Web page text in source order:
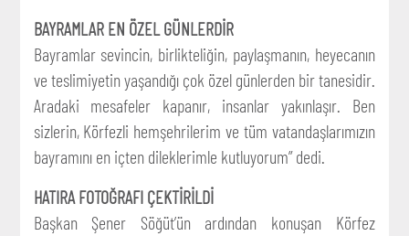
BAYRAMLAR EN ÖZEL GÜNLERDİR
Bayramlar sevincin, birlikteliğin, paylaşmanın, heyecanın
ve teslimiyetin yaşandığı çok özel günlerden bir tanesidir.
Aradaki mesafeler kapanır, insanlar yakınlaşır. Ben
sizlerin, Körfezli hemşehrilerim ve tüm vatandaşlarımızın
bayramını en içten dileklerimle kutluyorum” dedi.
HATIRA FOTOĞRAFI ÇEKTİRİLDİ
Başkan Şener Söğüt’ün ardından konuşan Körfez